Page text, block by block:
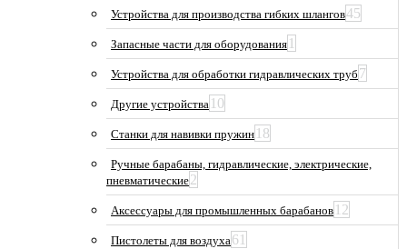
Устройства для производства гибких шлангов45
Запасные части для оборудования 1
Устройства для обработки гидравлических труб 7
Другие устройства 10
Станки для навивки пружин 18
Ручные барабаны, гидравлические, электрические,
пневматические2
Аксессуары для промышленных барабанов 12
Пистолеты для воздуха61